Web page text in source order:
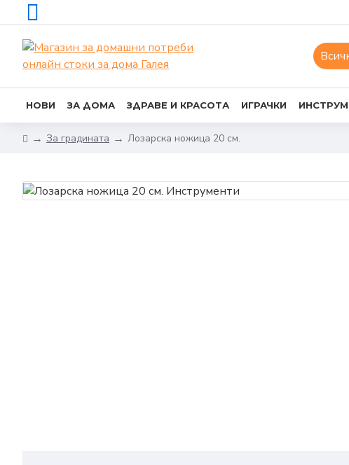
НОВИ ЗА ДОМА ЗДРАВЕ И КРАСОТА ИГРАЧКИ
За градината Лозарска ножица 20 см.